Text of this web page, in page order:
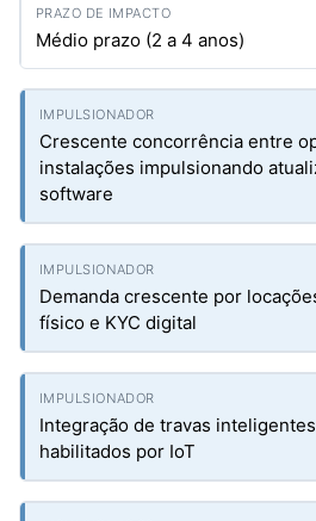
Médio prazo (2 a 4 anos)
Crescente concorrência entre
instalações impulsionando
software
Demanda crescente por
físico e KYC digital
Integração de travas
habilitados por IoT